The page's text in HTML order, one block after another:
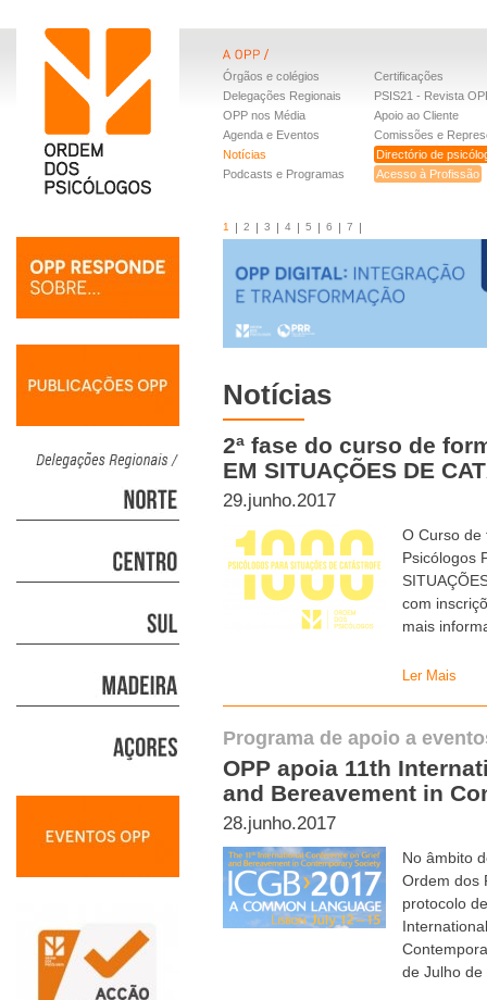
Órgãos e colégios
Delegações Regionais
OPP nos Média
Agenda e Eventos
Notícias
Podcasts e Programas
Certificações
PSIS21 - Revista
Apoio ao Cliente
Comissões e
Directório de
Acesso à Profissão
1 2 3 4 5 6 7
Notícias
2ª fase do curso de
EM SITUAÇÕES DE
29.junho.2017
O Curso de
Psicólogos
com
mais
Ler Mais
Programa de apoio a
OPP apoia 11th
and Bereavement in
28.junho.2017
No âmbito
Ordem dos
protocolo
de Julho